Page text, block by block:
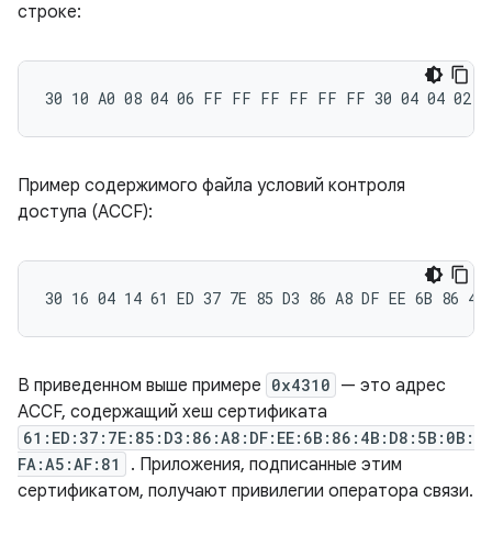
строке:
Пример содержимого файла условий контроля
доступа (ACCF):
В приведенном выше примере 0x4310 — это адрес
ACCF, содержащий хеш сертификата
61:ED:37:7E:85:D3:86:A8:DF:EE:6B:86:4B:D8:5B:0B:
FA:A5:AF:81
. Приложения, подписанные этим
сертификатом, получают привилегии оператора связи.